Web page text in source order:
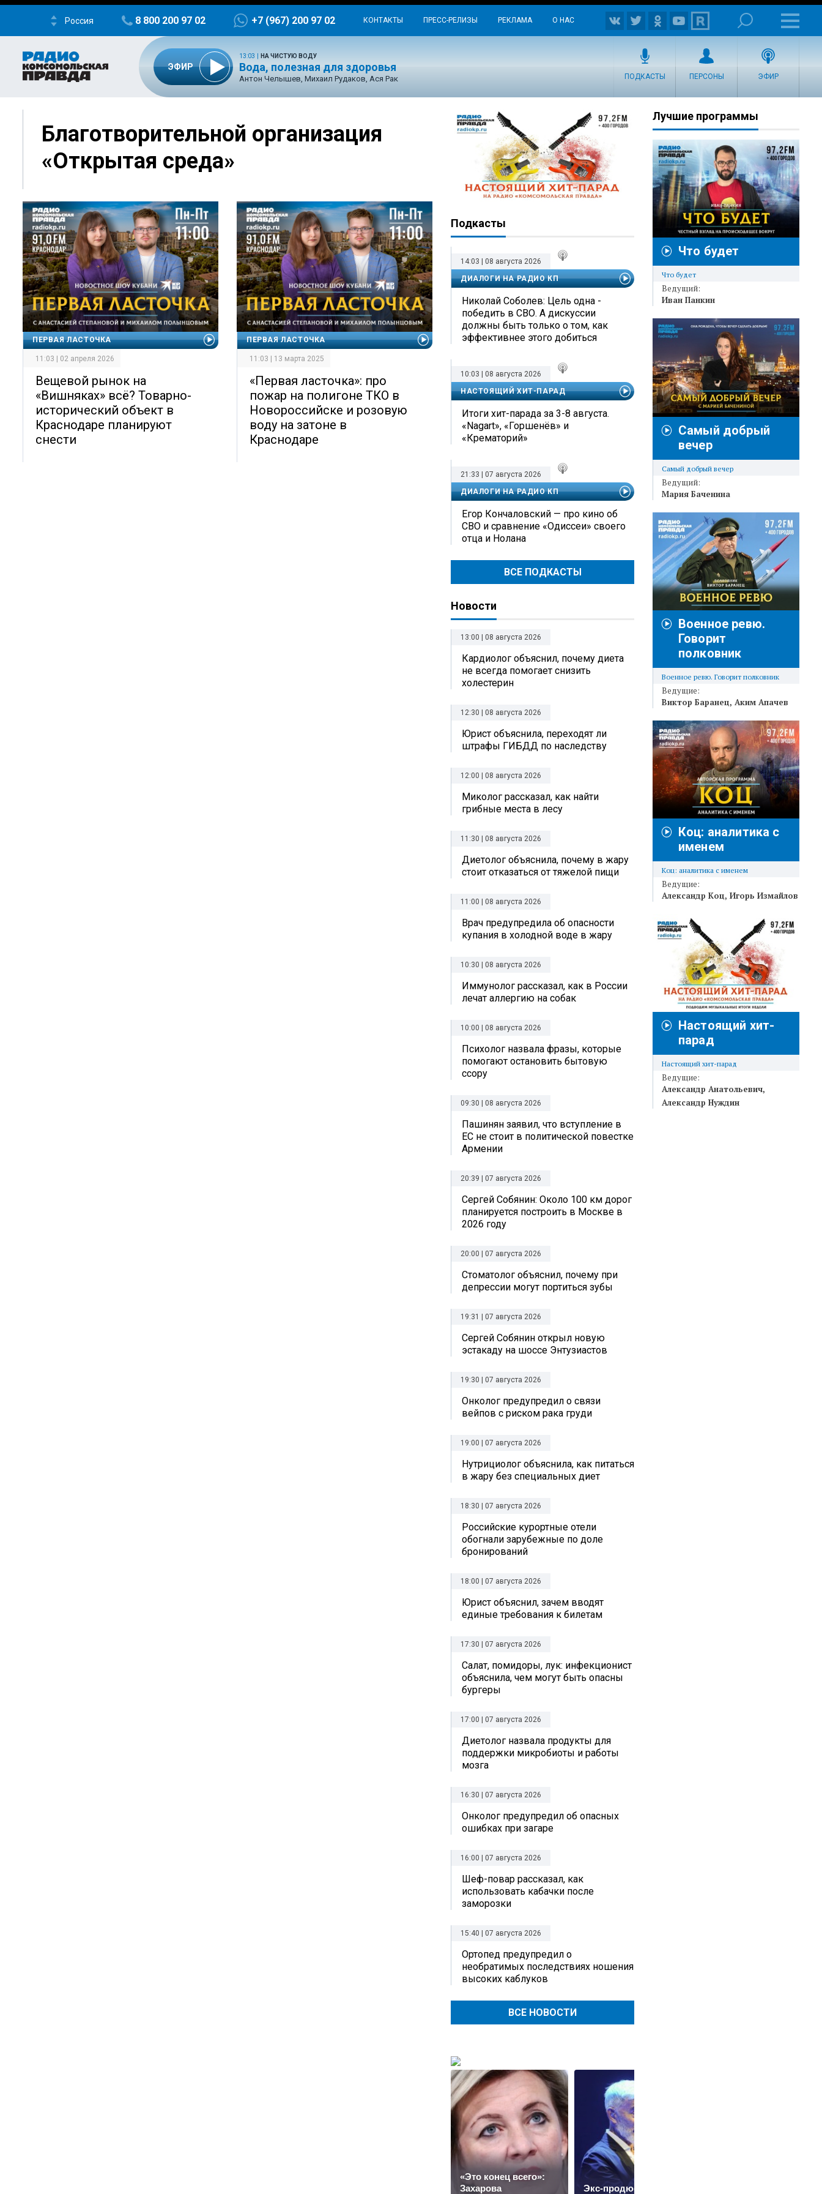
Россия 8 800 200 97 02 +7 (967) 200 97 02 КОНТАКТЫ ПРЕСС-РЕЛИЗЫ РЕКЛАМА О НАС
ЭФИР
13:03 НА ЧИСТУЮ ВОДУ
Вода, полезная для здоровья
Антон Челышев, Михаил Рудаков, Ася Рак ПОДКАСТЫ ПЕРСОНЫ ЭФИР
Благотворительной организация
«Открытая среда»
ПЕРВАЯ ЛАСТОЧКА
11:03 | 02 апреля 2026
Вещевой рынок на
«Вишняках» всё? Товарно-
исторический объект в
Краснодаре планируют
снести
ПЕРВАЯ ЛАСТОЧКА
11:03 | 13 марта 2025
«Первая ласточка»: про
пожар на полигоне ТКО в
Новороссийске и розовую
воду на затоне в
Краснодаре
Подкасты
14:03 | 08 августа 2026
ДИАЛОГИ НА РАДИО КП
Николай Соболев: Цель одна -
победить в СВО. А дискуссии
должны быть только о том, как
эффективнее этого добиться
10:03 | 08 августа 2026
НАСТОЯЩИЙ ХИТ-ПАРАД
Итоги хит-парада за 3-8 августа.
«Nagart», «Горшенёв» и
«Крематорий»
21:33 | 07 августа 2026
ДИАЛОГИ НА РАДИО КП
Егор Кончаловский — про кино об
СВО и сравнение «Одиссеи» своего
отца и Нолана
ВСЕ ПОДКАСТЫ
Новости
13:00 | 08 августа 2026
Кардиолог объяснил, почему диета
не всегда помогает снизить
холестерин
12:30 | 08 августа 2026
Юрист объяснила, переходят ли
штрафы ГИБДД по наследству
12:00 | 08 августа 2026
Миколог рассказал, как найти
грибные места в лесу
11:30 | 08 августа 2026
Диетолог объяснила, почему в жару
стоит отказаться от тяжелой пищи
11:00 | 08 августа 2026
Врач предупредила об опасности
купания в холодной воде в жару
10:30 | 08 августа 2026
Иммунолог рассказал, как в России
лечат аллергию на собак
10:00 | 08 августа 2026
Психолог назвала фразы, которые
помогают остановить бытовую
ссору
09:30 | 08 августа 2026
Пашинян заявил, что вступление в
ЕС не стоит в политической повестке
Армении
20:39 | 07 августа 2026
Сергей Собянин: Около 100 км дорог
планируется построить в Москве в
2026 году
20:00 | 07 августа 2026
Стоматолог объяснил, почему при
депрессии могут портиться зубы
19:31 | 07 августа 2026
Сергей Собянин открыл новую
эстакаду на шоссе Энтузиастов
19:30 | 07 августа 2026
Онколог предупредил о связи
вейпов с риском рака груди
19:00 | 07 августа 2026
Нутрициолог объяснила, как питаться
в жару без специальных диет
18:30 | 07 августа 2026
Российские курортные отели
обогнали зарубежные по доле
бронирований
18:00 | 07 августа 2026
Юрист объяснил, зачем вводят
единые требования к билетам
17:30 | 07 августа 2026
Салат, помидоры, лук: инфекционист
объяснила, чем могут быть опасны
бургеры
17:00 | 07 августа 2026
Диетолог назвала продукты для
поддержки микробиоты и работы
мозга
16:30 | 07 августа 2026
Онколог предупредил об опасных
ошибках при загаре
16:00 | 07 августа 2026
Шеф-повар рассказал, как
использовать кабачки после
заморозки
15:40 | 07 августа 2026
Ортопед предупредил о
необратимых последствиях ношения
высоких каблуков
ВСЕ НОВОСТИ
«Это конец всего»:
Захарова
Экс-продюсер
Лучшие программы
Что будет
Что будет
Ведущий:
Иван Панкин
Самый добрый
вечер
Самый добрый вечер
Ведущий:
Мария Баченина
Военное ревю.
Говорит
полковник
Военное ревю. Говорит полковник
Ведущие:
Виктор Баранец Аким Апачев
Коц: аналитика с
именем
Коц: аналитика с именем
Ведущие:
Александр Коц Игорь Измайлов
Настоящий хит-
парад
Настоящий хит-парад
Ведущие:
Александр Анатольевич
Александр Нуждин